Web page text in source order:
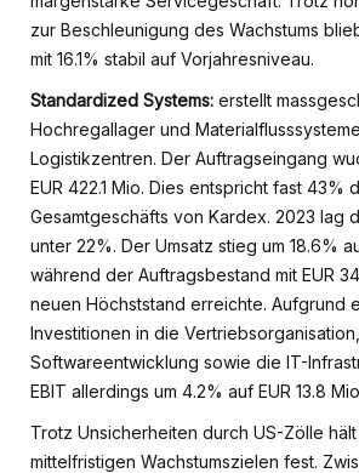
zur Beschleunigung des Wachstums
mit 16.1% stabil auf Vorjahresniveau.
Standardized Systems: erstellt
Hochregallager und
Logistikzentren. Der Auftragseingang
EUR 422.1 Mio. Dies entspricht fast 43%
Gesamtgeschäfts von Kardex. 2023 lag
unter 22%. Der Umsatz stieg um 18.6%
während der Auftragsbestand mit EUR
neuen Höchststand erreichte. Aufgrund
Investitionen in die
Softwareentwicklung sowie die IT-
EBIT allerdings um 4.2% auf EUR 13.8
Trotz Unsicherheiten durch US-Zölle
mittelfristigen Wachstumszielen fest.